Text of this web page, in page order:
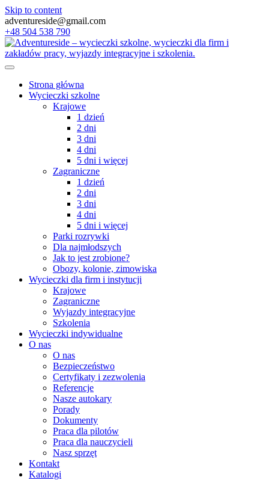
Skip to content
adventureside@gmail.com
+48 504 538 790
Strona główna
Wycieczki szkolne
Krajowe
1 dzień
2 dni
3 dni
4 dni
5 dni i więcej
Zagraniczne
1 dzień
2 dni
3 dni
4 dni
5 dni i więcej
Parki rozrywki
Dla najmłodszych
Jak to jest zrobione?
Obozy, kolonie, zimowiska
Wycieczki dla firm i instytucji
Krajowe
Zagraniczne
Wyjazdy integracyjne
Szkolenia
Wycieczki indywidualne
O nas
O nas
Bezpieczeństwo
Certyfikaty i zezwolenia
Referencje
Nasze autokary
Porady
Dokumenty
Praca dla pilotów
Praca dla nauczycieli
Nasz sprzęt
Kontakt
Katalogi